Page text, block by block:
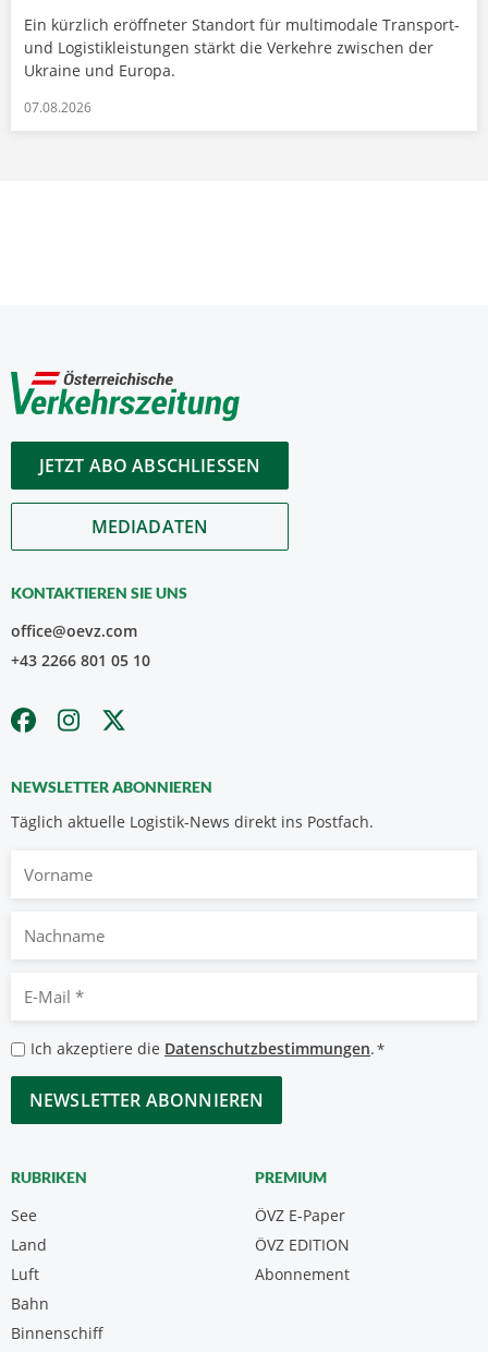
Ein kürzlich eröffneter Standort für multimodale Transport-
und Logistikleistungen stärkt die Verkehre zwischen der
Ukraine und Europa.
07.08.2026
JETZT ABO ABSCHLIESSEN
MEDIADATEN
KONTAKTIEREN SIE UNS
office@oevz.com
+43 2266 801 05 10
NEWSLETTER ABONNIEREN
Täglich aktuelle Logistik-News direkt ins Postfach.
Nachname
Mail
Datenschutzbestimmungen
*
Ich akzeptiere die Datenschutzbestimmungen.*
CAPTCHA
RUBRIKEN
See
Land
Luft
Bahn
Binnenschiff
PREMIUM
ÖVZ E-Paper
Abonnement
ÖVZ EDITION